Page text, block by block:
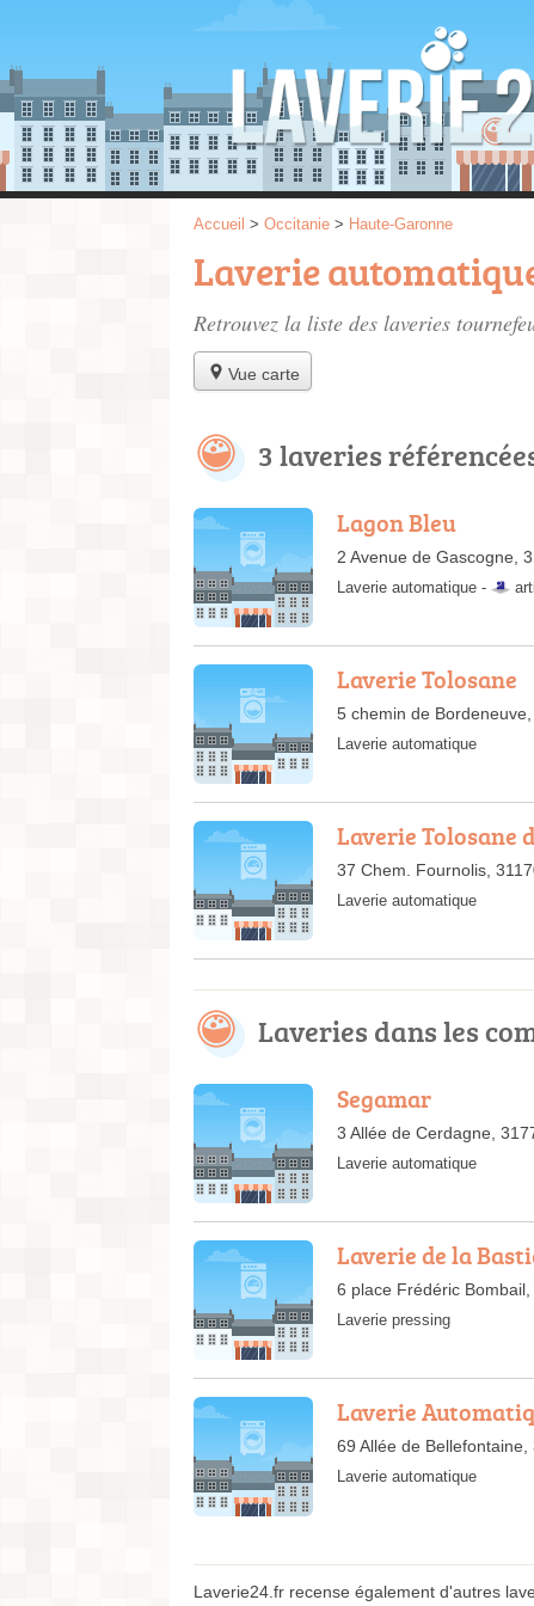
Accueil > Occitanie > Haute-Garonne
Laverie
Retrouvez la liste des laveries
Vue carte
3 laveries
Lagon Bleu
2 Avenue de Gascogne,
Laverie automatique -
Laverie Tolosane
5 chemin de
Laverie automatique
Laverie Tolosane
37 Chem. Fournolis,
Laverie automatique
Laveries dans les
Segamar
3 Allée de Cerdagne,
Laverie automatique
Laverie de la
6 place Frédéric
Laverie pressing
Laverie
69 Allée de Bellefontaine,
Laverie automatique
Laverie24.fr recense également d'autres